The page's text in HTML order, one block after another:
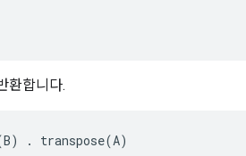
환합니다.
B) . transpose(A)